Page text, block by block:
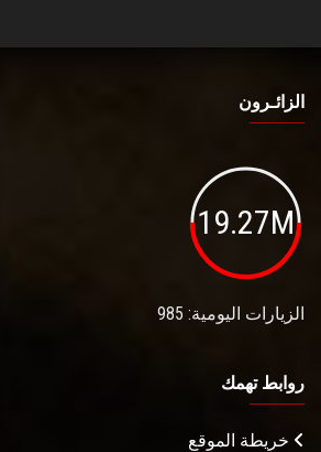
الزائـرون
19.27M
الزيارات اليومية: 985
روابط تهمك
خريطة الموقع